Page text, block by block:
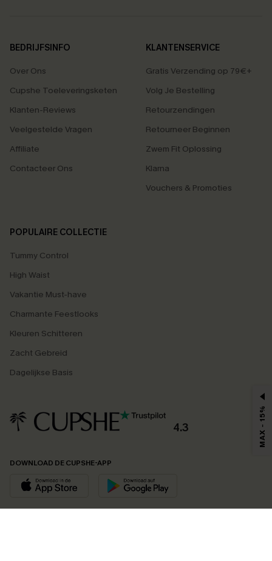
BEDRIJFSINFO
Over Ons
Cupshe Toeleveringsketen
Klanten-Reviews
Veelgestelde Vragen
Affiliate
Contacteer Ons
KLANTENSERVICE
Gratis Verzending op 79€+
Volg Je Bestelling
Retourzendingen
Retourneer Beginnen
Zwem Fit Oplossing
Klarna
Vouchers & Promoties
POPULAIRE COLLECTIE
Tummy Control
High Waist
Vakantie Must-have
Charmante Feestlooks
Kleuren Schitteren
Zacht Gebreid
Dagelijkse Basis
4.3
DOWNLOAD DE CUPSHE-APP
MAX - 15%